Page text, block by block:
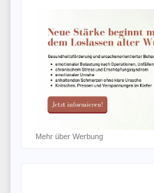
Mehr über Werbung